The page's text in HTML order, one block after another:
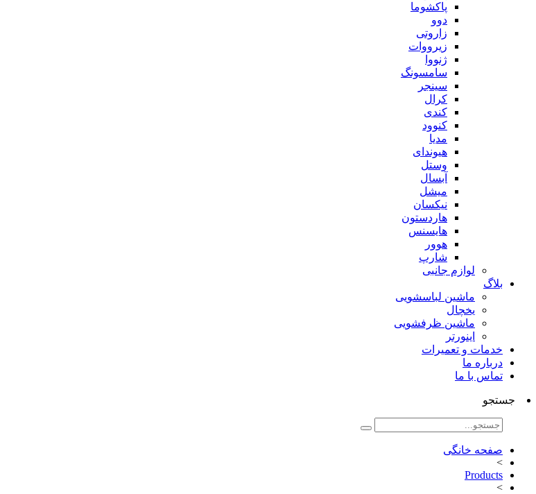
پاکشوما
دوو
زاروتی
زیرووات
ژنووا
سامسونگ
سینجر
کرال
کندی
کنوود
مدیا
هیوندای
وستل
آبسال
میشل
نیکسان
هاردستون
هایسنس
هوور
شارپ
لوازم جانبی
بلاگ
ماشین لباسشویی
یخچال
ماشین ظرفشویی
اینورتر
خدمات و تعمیرات
درباره ما
تماس با ما
جستجو
صفحه خانگی
>
Products
>